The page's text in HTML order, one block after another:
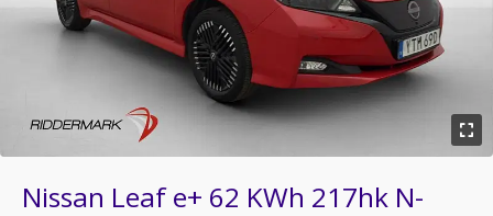
Nissan Leaf e+ 62 KWh 217hk N-